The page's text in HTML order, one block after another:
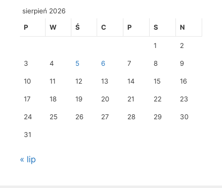
sierpień 2026
P W Ś C P S N
1 2
3 4 5 6 7 8 9
10 11 12 13 14 15 16
17 18 19 20 21 22 23
24 25 26 27 28 29 30
31
« lip